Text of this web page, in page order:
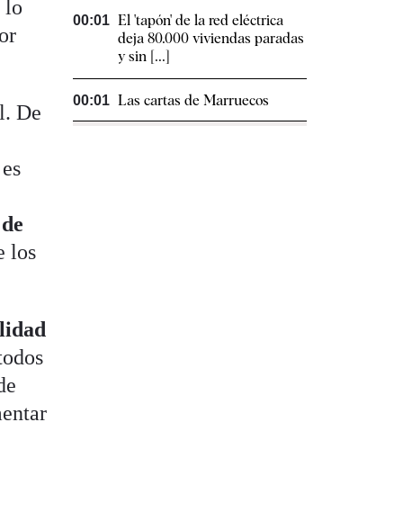
lo
De
los
00:01 El 'tapón' de la red eléctrica
deja 80.000 viviendas paradas
y sin [...]
00:01 Las cartas de Marruecos